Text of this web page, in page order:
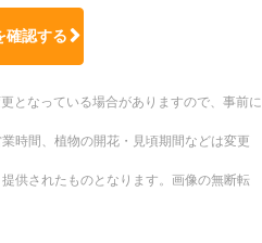
確認する
となっている場合がありますので、事前に
時間、植物の開花・見頃期間などは変更
供されたものとなります。画像の無断転